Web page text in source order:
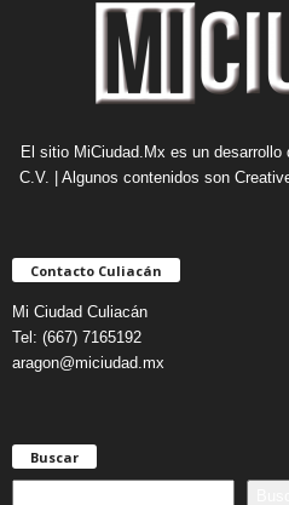
El sitio MiCiudad.Mx es un
C.V. | Algunos contenidos son
Contacto Culiacán
Mi Ciudad Culiacán
Tel: (667) 7165192
aragon@miciudad.mx
Buscar